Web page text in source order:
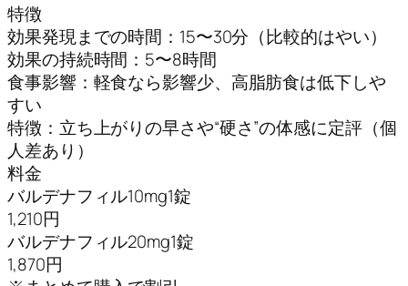
特徴
効果発現までの時間：15〜30分（比較的はやい）
効果の持続時間：5〜8時間
食事影響：軽食なら影響少、高脂肪食は低下しや
すい
特徴：立ち上がりの早さや“硬さ”の体感に定評（個
人差あり）
料金
バルデナフィル10mg1錠
1,210円
バルデナフィル20mg1錠
1,870円